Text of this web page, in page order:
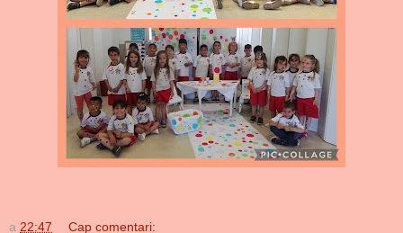
a 22:47 Cap comentari: